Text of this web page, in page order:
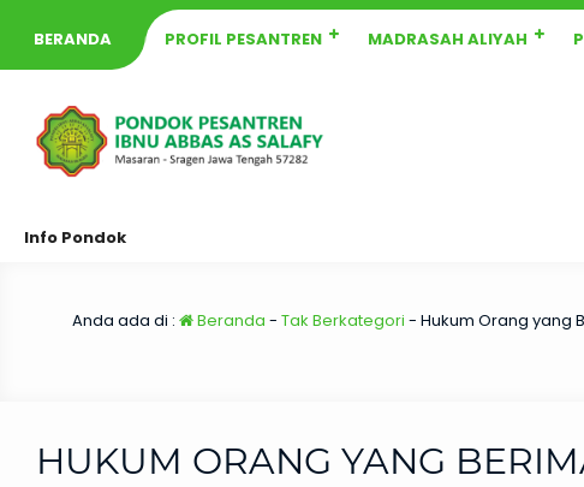
BERANDA PROFIL PESANTREN MADRASAH ALIYAH
Info Pondok
Anda ada di : Beranda - Tak Berkategori - Hukum Orang yang
HUKUM ORANG YANG